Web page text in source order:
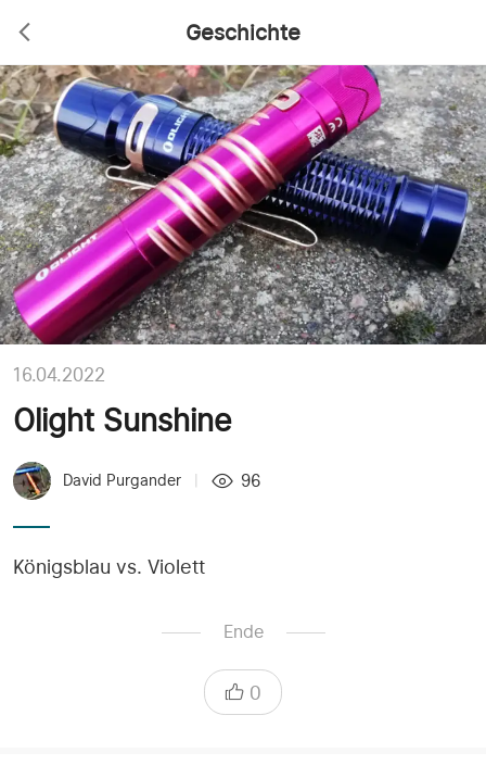
Geschichte
16.04.2022
Olight Sunshine
David Purgander 96
Königsblau vs. Violett
Ende
0